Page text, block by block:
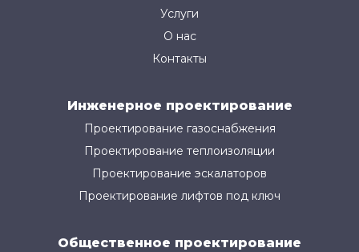
Услуги
О нас
Контакты
Инженерное проектирование
Проектирование газоснабжения
Проектирование теплоизоляции
Проектирование эскалаторов
Проектирование лифтов под ключ
Общественное проектирование